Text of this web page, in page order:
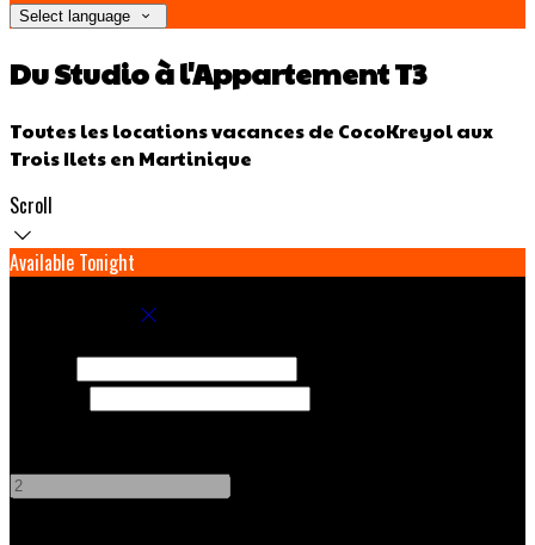
Select language
Du Studio à l'Appartement T3
Toutes les locations vacances de CocoKreyol aux
Trois Ilets en Martinique
Scroll
Available Tonight